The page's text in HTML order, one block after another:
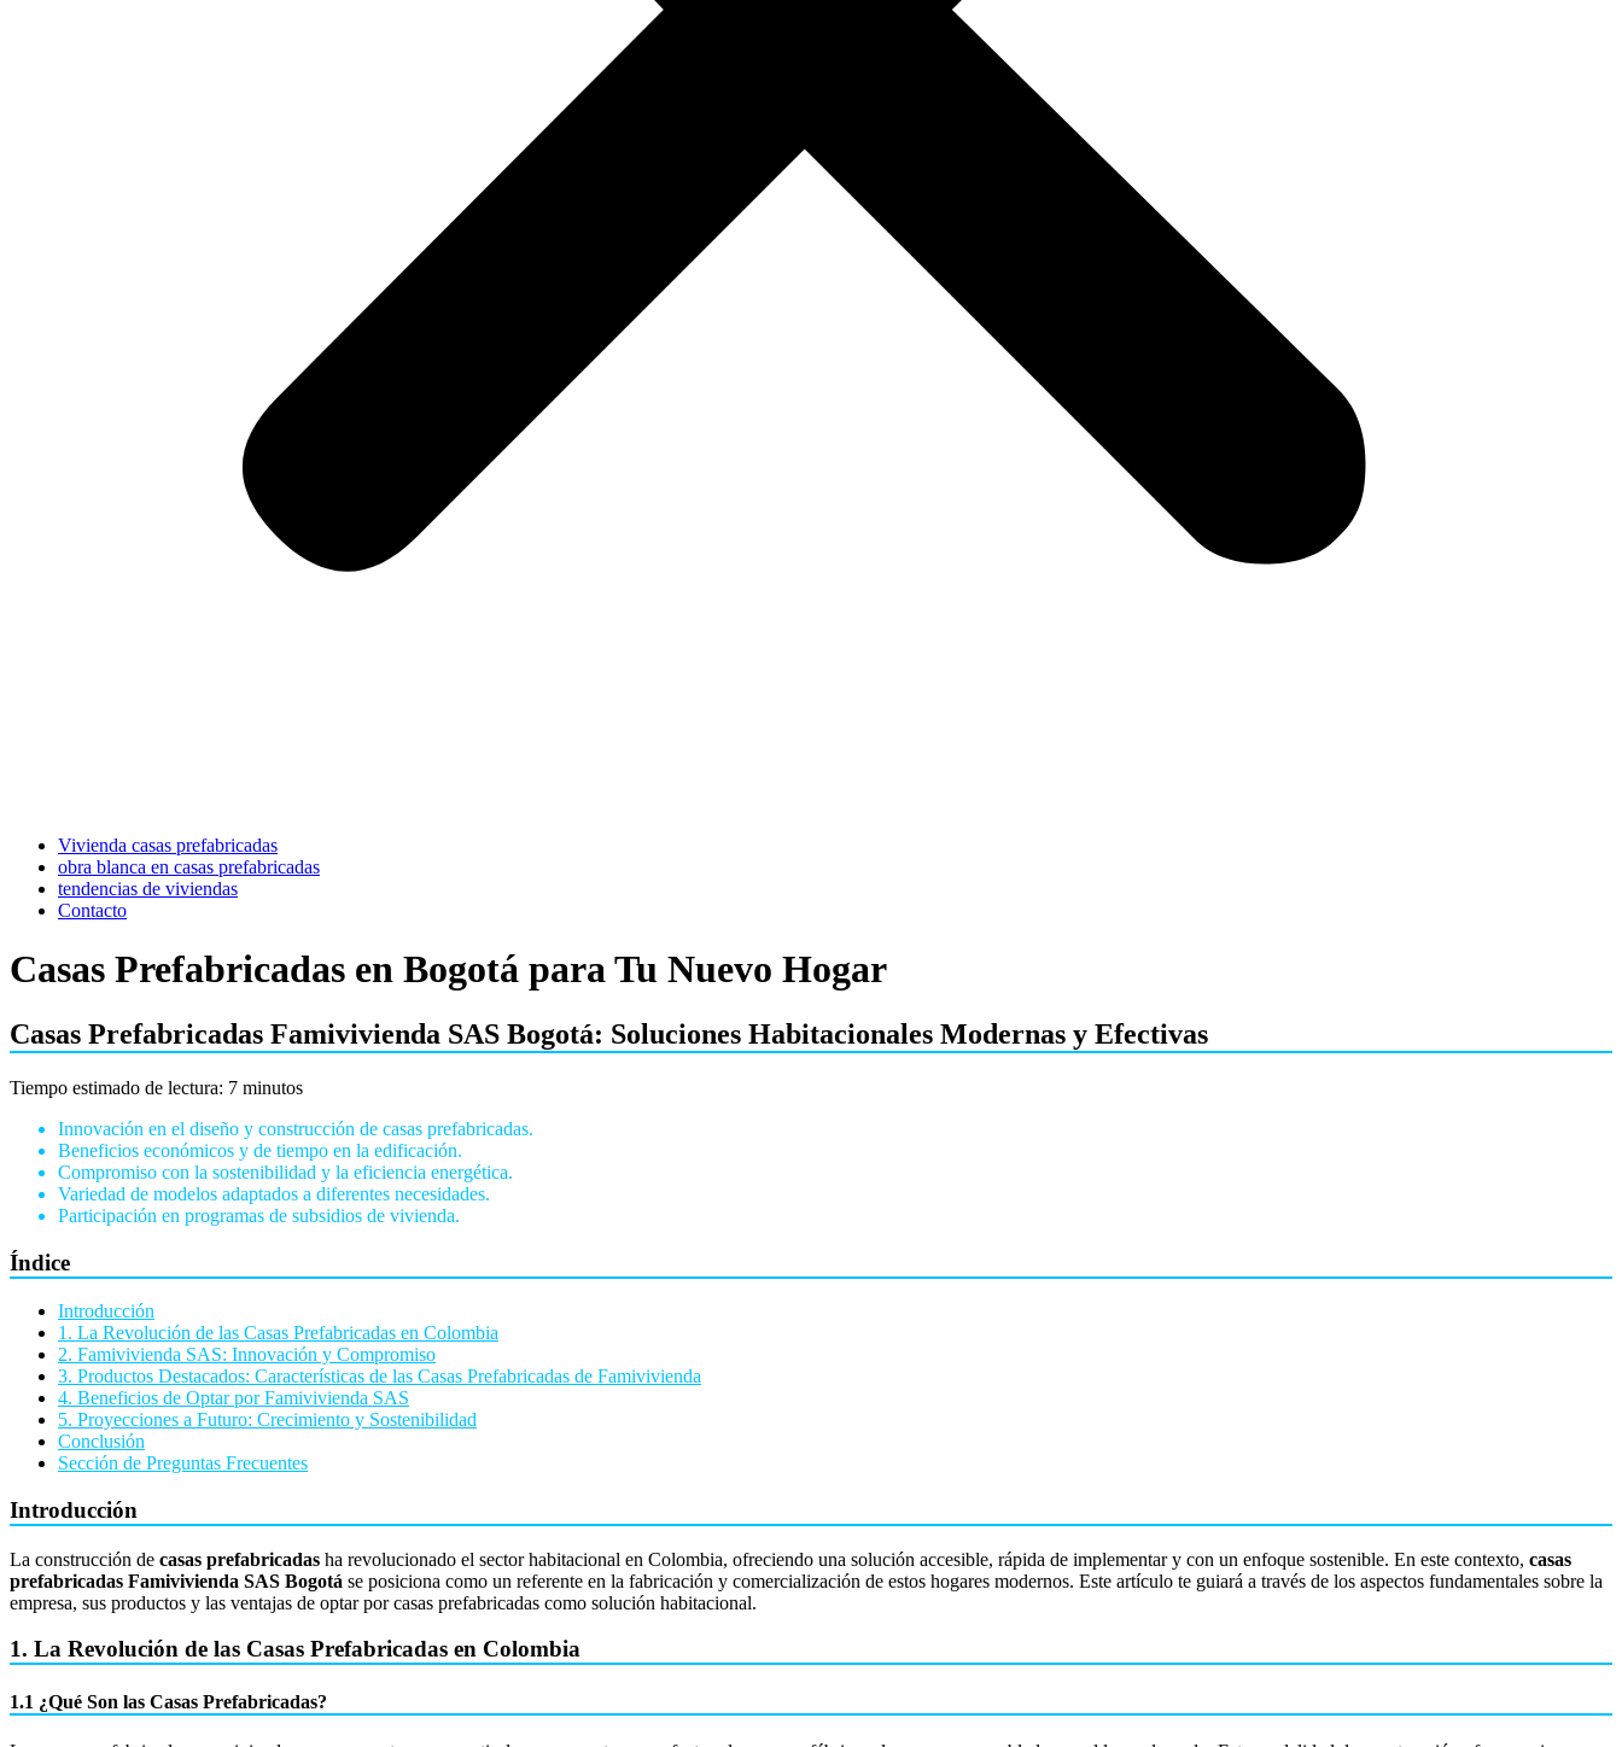
Vivienda casas prefabricadas
obra blanca en casas prefabricadas
tendencias de viviendas
Contacto
Casas Prefabricadas en Bogotá para Tu Nuevo Hogar
Casas Prefabricadas Famivivienda SAS Bogotá: Soluciones Habitacionales Modernas y Efectivas
Tiempo estimado de lectura: 7 minutos
Innovación en el diseño y construcción de casas prefabricadas.
Beneficios económicos y de tiempo en la edificación.
Compromiso con la sostenibilidad y la eficiencia energética.
Variedad de modelos adaptados a diferentes necesidades.
Participación en programas de subsidios de vivienda.
Índice
Introducción
1. La Revolución de las Casas Prefabricadas en Colombia
2. Famivivienda SAS: Innovación y Compromiso
3. Productos Destacados: Características de las Casas Prefabricadas de Famivivienda
4. Beneficios de Optar por Famivivienda SAS
5. Proyecciones a Futuro: Crecimiento y Sostenibilidad
Conclusión
Sección de Preguntas Frecuentes
Introducción
La construcción de casas prefabricadas ha revolucionado el sector habitacional en Colombia, ofreciendo una solución accesible, rápida de implementar y con un enfoque sostenible. En este contexto, casas
prefabricadas Famivivienda SAS Bogotá se posiciona como un referente en la fabricación y comercialización de estos hogares modernos. Este artículo te guiará a través de los aspectos fundamentales sobre la
empresa, sus productos y las ventajas de optar por casas prefabricadas como solución habitacional.
1. La Revolución de las Casas Prefabricadas en Colombia
1.1 ¿Qué Son las Casas Prefabricadas?